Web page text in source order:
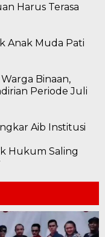
Harus Terasa
Anak Muda Pati
Binaan,
Periode Juli
Aib Institusi
Hukum Saling